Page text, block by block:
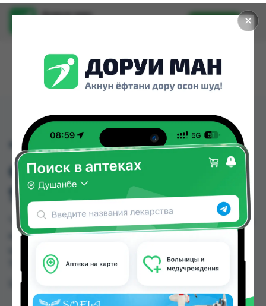
✕
Доруи ман
Установить
"АГУША" ПЮРЕ
ФРУКТОВОЕ БАНАН
90Г
"АГУША" ПЮРЕ ФРУКТОВОЕ БАНАН 90Г можно
купить или заказать в аптеках, Нишон №3 по
Таджикистана
Цена: от